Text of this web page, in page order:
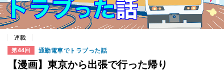
連載
第44回 通勤電車でトラブった話
【漫画】東京から出張で行った帰り